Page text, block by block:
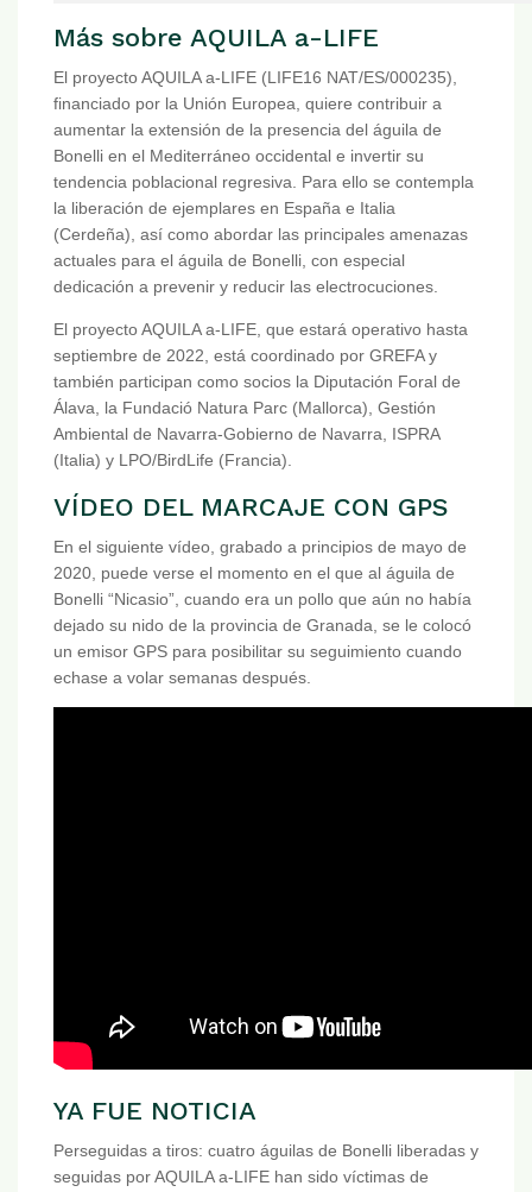
Más sobre AQUILA a-LIFE
El proyecto AQUILA a-LIFE (LIFE16 NAT/ES/000235),
financiado por la Unión Europea, quiere contribuir a
aumentar la extensión de la presencia del águila de
Bonelli en el Mediterráneo occidental e invertir su
tendencia poblacional regresiva. Para ello se contempla
la liberación de ejemplares en España e Italia
(Cerdeña), así como abordar las principales amenazas
actuales para el águila de Bonelli, con especial
dedicación a prevenir y reducir las electrocuciones.
El proyecto AQUILA a-LIFE, que estará operativo hasta
septiembre de 2022, está coordinado por GREFA y
también participan como socios la Diputación Foral de
Álava, la Fundació Natura Parc (Mallorca), Gestión
Ambiental de Navarra-Gobierno de Navarra, ISPRA
(Italia) y LPO/BirdLife (Francia).
VÍDEO DEL MARCAJE CON GPS
En el siguiente vídeo, grabado a principios de mayo de
2020, puede verse el momento en el que al águila de
Bonelli “Nicasio”, cuando era un pollo que aún no había
dejado su nido de la provincia de Granada, se le colocó
un emisor GPS para posibilitar su seguimiento cuando
echase a volar semanas después.
YA FUE NOTICIA
Perseguidas a tiros: cuatro águilas de Bonelli liberadas y
seguidas por AQUILA a-LIFE han sido víctimas de